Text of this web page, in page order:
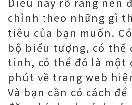
chỉnh theo những gì
tiêu của bạn muốn.
bộ biểu tượng, có thể
tính, có thể đó là một
phút về trang web
Và bạn cần có cách